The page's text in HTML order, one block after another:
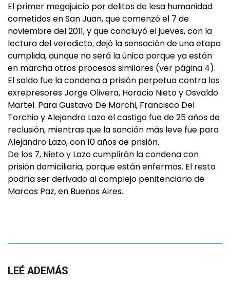
El primer megajuicio por delitos de lesa humanidad
cometidos en San Juan, que comenzó el 7 de
noviembre del 2011, y que concluyó el jueves, con la
lectura del veredicto, dejó la sensación de una etapa
cumplida, aunque no será la única porque ya están
en marcha otros procesos similares (ver página 4).
El saldo fue la condena a prisión perpetua contra los
exrepresores Jorge Olivera, Horacio Nieto y Osvaldo
Martel. Para Gustavo De Marchi, Francisco Del
Torchio y Alejandro Lazo el castigo fue de 25 años de
reclusión, mientras que la sanción más leve fue para
Alejandro Lazo, con 10 años de prisión.
De los 7, Nieto y Lazo cumplirán la condena con
prisión domiciliaria, porque están enfermos. El resto
podría ser derivado al complejo penitenciario de
Marcos Paz, en Buenos Aires.
LEÉ ADEMÁS